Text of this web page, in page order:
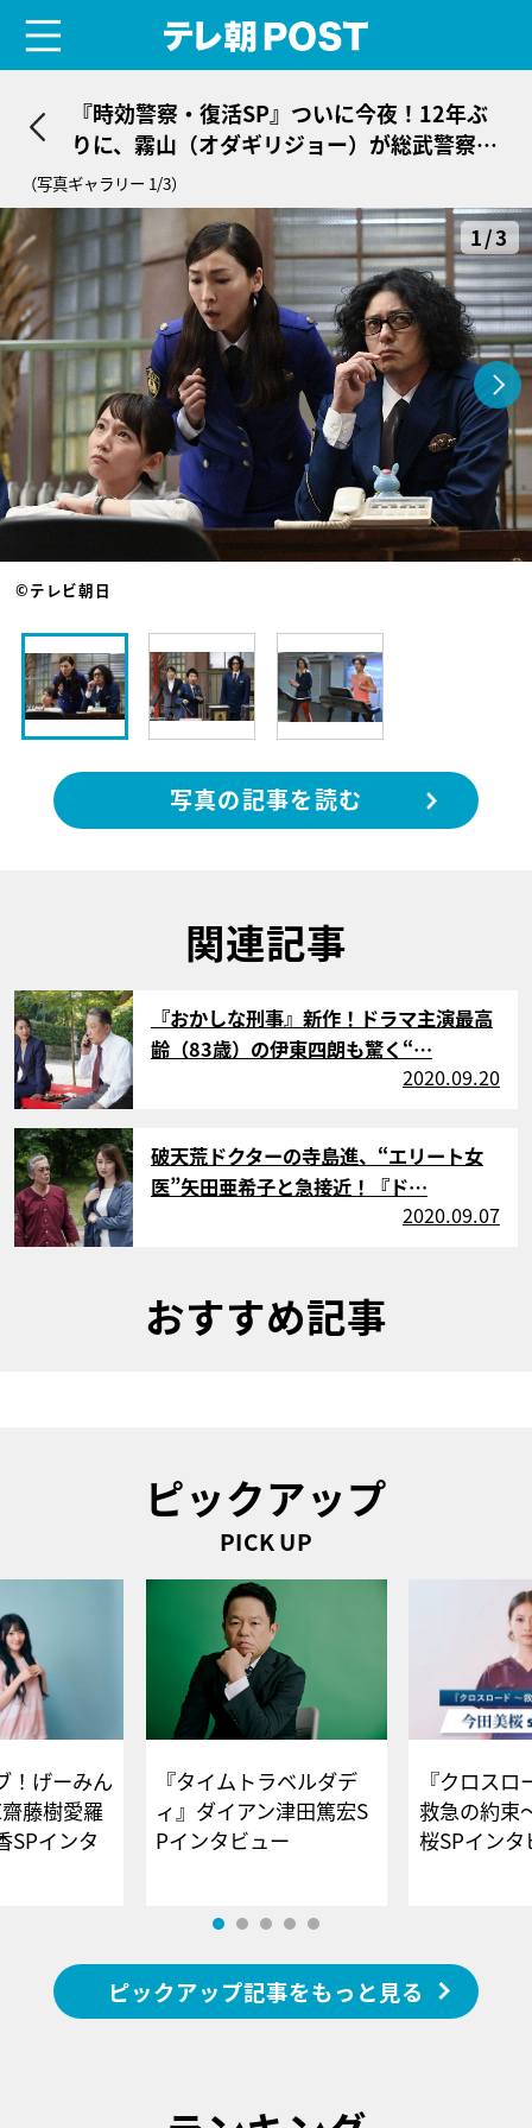
『時効警察・復活SP』ついに今夜！12年ぶ
りに、霧山（オダギリジョー）が総武警察署
に帰ってくる
（写真ギャラリー 1/3）
1/3
©テレビ朝日
写真の記事を読む
関連記事
サムネイル
『おかしな刑事』新作！ドラマ主演最高
齢（83歳）の伊東四朗も驚く“…
2020.09.20
サムネイル
破天荒ドクターの寺島進、“エリート女
医”矢田亜希子と急接近！『ド…
2020.09.07
おすすめ記事
ピックアップ
PICK UP
！げーみん
藤樹愛羅
SPインタ
『タイムトラベルダデ
ィ』ダイアン津田篤宏S
Pインタビュー
『クロス
救急の約束
桜SPイ
ピックアップ記事をもっと見る